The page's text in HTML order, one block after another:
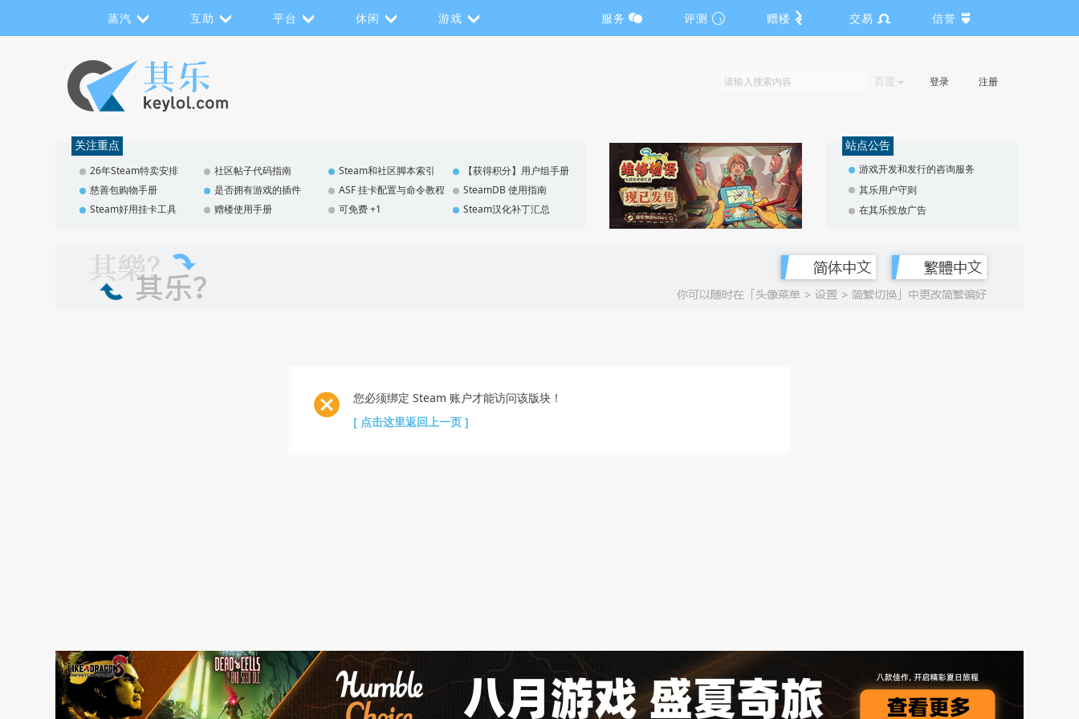
蒸汽 互助 平台 休闲 游戏 服务 评测 赠楼 交易 信誉
百度 登录 注册
关注重点
26年Steam特卖安排 社区帖子代码指南 Steam和社区脚本索引
【获得积分】用户组手册
慈善包购物手册
是否拥有游戏的插件 ASF 挂卡配置与命令教程
SteamDB 使用指南
Steam好用挂卡工具
赠楼使用手册 可免费 +1 Steam汉化补丁汇总
站点公告
游戏开发和发行的咨询服务
其乐用户守则
在其乐投放广告
您必须绑定 Steam 账户才能访问该版块！
[ 点击这里返回上一页 ]